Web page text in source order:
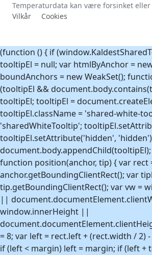
Temperaturdata kan være forsinket
Vilkår
Cookies
(function () { if
tooltipEl = null; var htmlByAnchor =
boundAnchors = new WeakSet();
(tooltipEl &&
tooltipEl; tooltipEl =
tooltipEl.className = 'shared-white-
'sharedWhiteTooltip';
tooltipEl.setAttribute('hidden',
function position(anchor, tip) { var rect
anchor.getBoundingClientRect(); var
tip.getBoundingClientRect(); var vw =
||
window.innerHeight ||
= 8; var left = rect.left + (rect.width / 2)
if (left < margin) left = margin; if (left +